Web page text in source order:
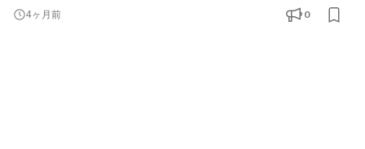
スニングツール（主にmeltwater）を用いたUGC／競合／カテゴリ
4ヶ月前 0